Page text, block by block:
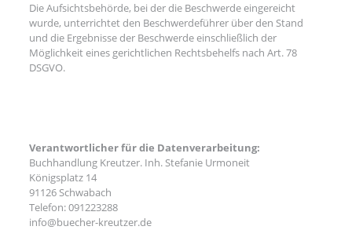
Die Aufsichtsbehörde, bei der die Beschwerde eingereicht
wurde, unterrichtet den Beschwerdeführer über den Stand
und die Ergebnisse der Beschwerde einschließlich der
Möglichkeit eines gerichtlichen Rechtsbehelfs nach Art. 78
DSGVO.
Verantwortlicher für die Datenverarbeitung:
Buchhandlung Kreutzer. Inh. Stefanie Urmoneit
Königsplatz 14
91126 Schwabach
Telefon: 091223288
info@buecher-kreutzer.de